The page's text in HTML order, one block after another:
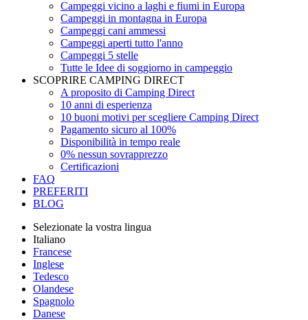
Campeggi vicino a laghi e fiumi in Europa
Campeggi in montagna in Europa
Campeggi cani ammessi
Campeggi aperti tutto l'anno
Campeggi 5 stelle
Tutte le Idee di soggiorno in campeggio
SCOPRIRE CAMPING DIRECT
A proposito di Camping Direct
10 anni di esperienza
10 buoni motivi per scegliere Camping Direct
Pagamento sicuro al 100%
Disponibilità in tempo reale
0% nessun sovrapprezzo
Certificazioni
FAQ
PREFERITI
BLOG
Selezionate la vostra lingua
Italiano
Francese
Inglese
Tedesco
Olandese
Spagnolo
Danese